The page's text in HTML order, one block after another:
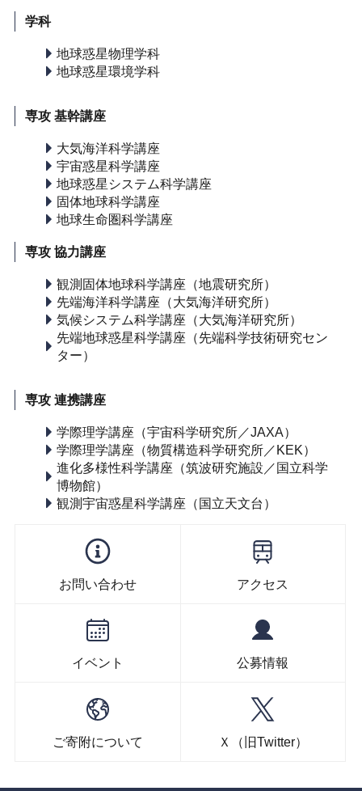
学科
地球惑星物理学科
地球惑星環境学科
専攻 基幹講座
大気海洋科学講座
宇宙惑星科学講座
地球惑星システム科学講座
固体地球科学講座
地球生命圏科学講座
専攻 協力講座
観測固体地球科学講座（地震研究所）
先端海洋科学講座（大気海洋研究所）
気候システム科学講座（大気海洋研究所）
先端地球惑星科学講座（先端科学技術研究セン
ター）
専攻 連携講座
学際理学講座（宇宙科学研究所／JAXA）
学際理学講座（物質構造科学研究所／KEK）
進化多様性科学講座（筑波研究施設／国立科学
博物館）
観測宇宙惑星科学講座（国立天文台）
お問い合わせ アクセス
イベント 公募情報
ご寄附について Ｘ（旧Twitter）